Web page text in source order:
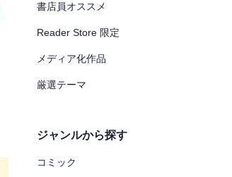
書店員オススメ
Reader Store 限定
メディア化作品
厳選テーマ
ジャンルから探す
コミック